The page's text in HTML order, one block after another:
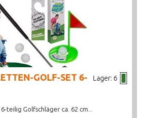
Lager: 6
GOLF-SET 6-
teilig Golfschläger ca. 62 cm...